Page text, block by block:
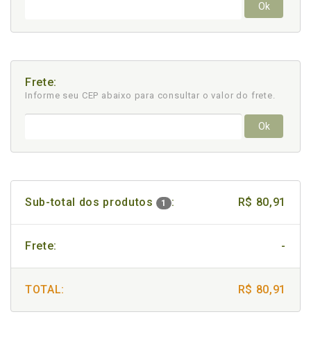
Ok
Frete:
Informe seu CEP abaixo para consultar o valor do frete.
Ok
Sub-total dos produtos 1 : R$ 80,91
Frete: -
TOTAL: R$ 80,91